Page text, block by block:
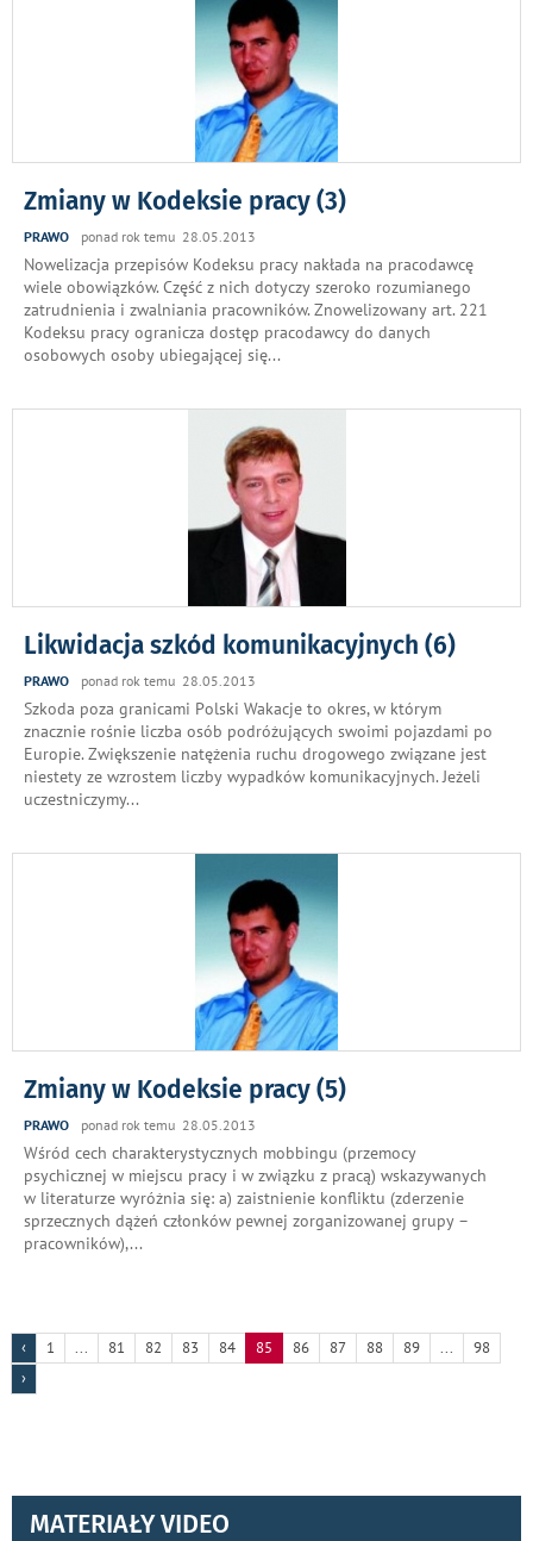
Zmiany w Kodeksie pracy (3)
PRAWO ponad rok temu 28.05.2013
Nowelizacja przepisów Kodeksu pracy nakłada na pracodawcę
wiele obowiązków. Część z nich dotyczy szeroko rozumianego
zatrudnienia i zwalniania pracowników. Znowelizowany art. 221
Kodeksu pracy ogranicza dostęp pracodawcy do danych
osobowych osoby ubiegającej się...
Likwidacja szkód komunikacyjnych (6)
PRAWO ponad rok temu 28.05.2013
Szkoda poza granicami Polski Wakacje to okres, w którym
znacznie rośnie liczba osób podróżujących swoimi pojazdami po
Europie. Zwiększenie natężenia ruchu drogowego związane jest
niestety ze wzrostem liczby wypadków komunikacyjnych. Jeżeli
uczestniczymy...
Zmiany w Kodeksie pracy (5)
PRAWO ponad rok temu 28.05.2013
Wśród cech charakterystycznych mobbingu (przemocy
psychicznej w miejscu pracy i w związku z pracą) wskazywanych
w literaturze wyróżnia się: a) zaistnienie konfliktu (zderzenie
sprzecznych dążeń członków pewnej zorganizowanej grupy –
pracowników),...
‹ 1 ... 81 82 83 84 85 86 87 88 89 ...
98
›
MATERIAŁY VIDEO